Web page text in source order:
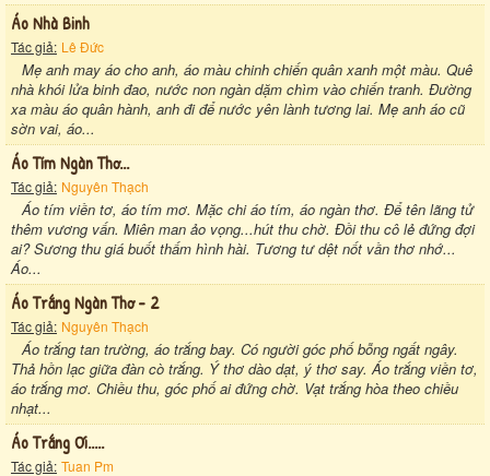
Áo Nhà Binh
Tác giả: Lê Đức
Mẹ anh may áo cho anh, áo màu chinh chiến quân xanh một màu. Quê
nhà khói lửa binh đao, nước non ngàn dặm chìm vào chiến tranh. Đường
xa màu áo quân hành, anh đi để nước yên lành tương lai. Mẹ anh áo cũ
sờn vai, áo...
Áo Tím Ngàn Thơ...
Tác giả: Nguyên Thạch
Áo tím viền tơ, áo tím mơ. Mặc chi áo tím, áo ngàn thơ. Để tên lãng tử
thêm vương vấn. Miên man ảo vọng...hút thu chờ. Đồi thu cô lẻ đứng đợi
ai? Sương thu giá buốt thấm hình hài. Tương tư dệt nốt vần thơ nhớ...
Áo...
Áo Trắng Ngàn Thơ - 2
Tác giả: Nguyên Thạch
Áo trắng tan trường, áo trắng bay. Có người góc phố bỗng ngất ngây.
Thả hồn lạc giữa đàn cò trắng. Ý thơ dào dạt, ý thơ say. Áo trắng viền tơ,
áo trắng mơ. Chiều thu, góc phố ai đứng chờ. Vạt trắng hòa theo chiều
nhạt...
Áo Trắng Ơi.....
Tác giả: Tuan Pm